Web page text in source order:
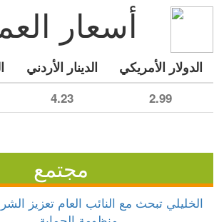
أسعار
الدولار الأمريكي الدينار الأردني
2.99
4.23
مجتمع